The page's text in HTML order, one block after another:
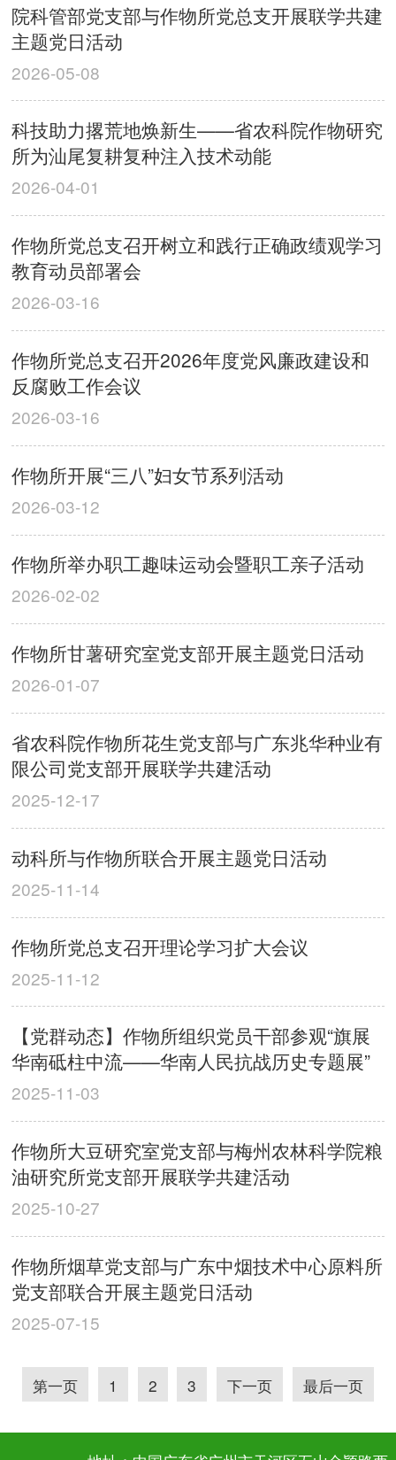
院科管部党支部与作物所党总支开展联学共建
主题党日活动
2026-05-08
科技助力撂荒地焕新生——省农科院作物研究
所为汕尾复耕复种注入技术动能
2026-04-01
作物所党总支召开树立和践行正确政绩观学习
教育动员部署会
2026-03-16
作物所党总支召开2026年度党风廉政建设和
反腐败工作会议
2026-03-16
作物所开展“三八”妇女节系列活动
2026-03-12
作物所举办职工趣味运动会暨职工亲子活动
2026-02-02
作物所甘薯研究室党支部开展主题党日活动
2026-01-07
省农科院作物所花生党支部与广东兆华种业有
限公司党支部开展联学共建活动
2025-12-17
动科所与作物所联合开展主题党日活动
2025-11-14
作物所党总支召开理论学习扩大会议
2025-11-12
【党群动态】作物所组织党员干部参观“旗展
华南砥柱中流——华南人民抗战历史专题展”
2025-11-03
作物所大豆研究室党支部与梅州农林科学院粮
油研究所党支部开展联学共建活动
2025-10-27
作物所烟草党支部与广东中烟技术中心原料所
党支部联合开展主题党日活动
2025-07-15
第一页 1 2 3 下一页 最后一页